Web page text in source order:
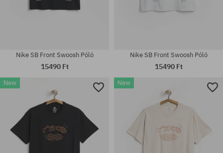
Elérhető méretek:
S; M; L; XL; XXL
Elérhető méretek:
M; L; XL
Nike SB Front Swoosh Póló
15490 Ft
Nike SB Front Swoosh Póló
15490 Ft
New New